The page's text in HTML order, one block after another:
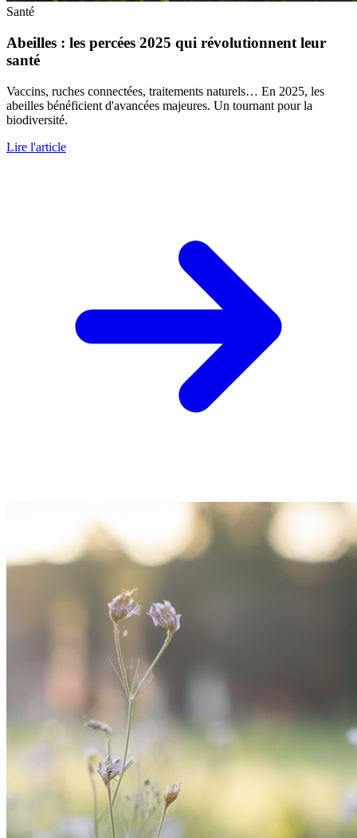
Santé
Abeilles : les percées 2025 qui révolutionnent leur
santé
Vaccins, ruches connectées, traitements naturels… En 2025, les
abeilles bénéficient d'avancées majeures. Un tournant pour la
biodiversité.
Lire l'article